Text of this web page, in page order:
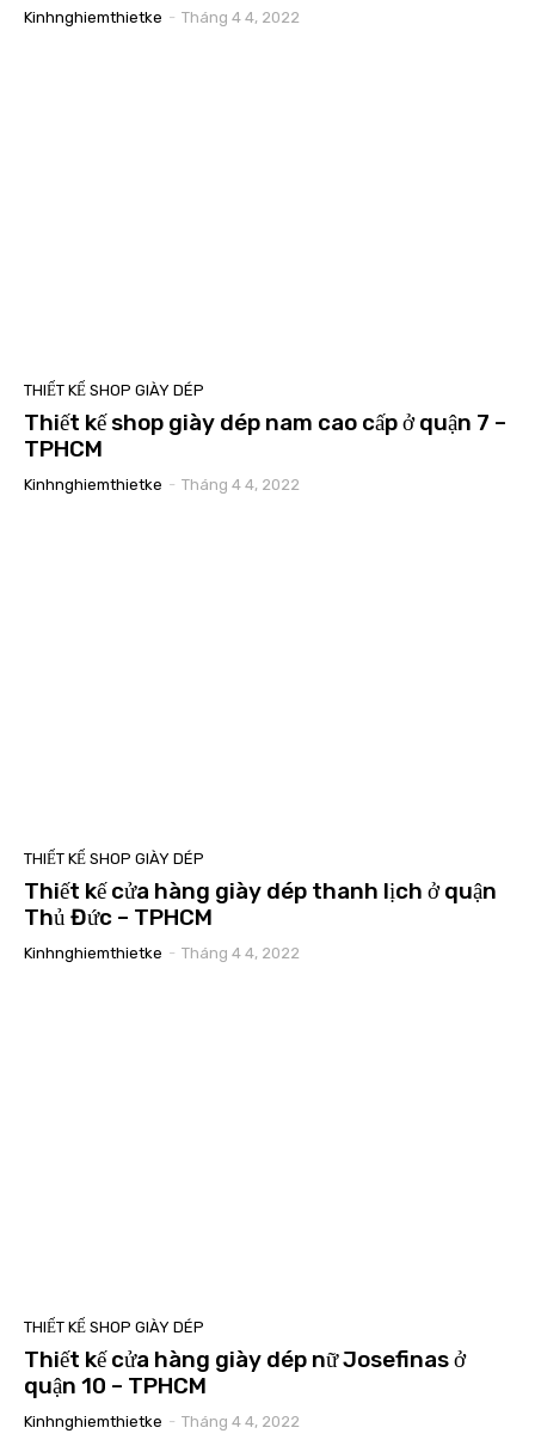
Kinhnghiemthietke - Tháng 4 4, 2022
THIẾT KẾ SHOP GIÀY DÉP
Thiết kế shop giày dép nam cao cấp ở quận 7 –
TPHCM
Kinhnghiemthietke - Tháng 4 4, 2022
THIẾT KẾ SHOP GIÀY DÉP
Thiết kế cửa hàng giày dép thanh lịch ở quận
Thủ Đức – TPHCM
Kinhnghiemthietke - Tháng 4 4, 2022
THIẾT KẾ SHOP GIÀY DÉP
Thiết kế cửa hàng giày dép nữ Josefinas ở
quận 10 – TPHCM
Kinhnghiemthietke - Tháng 4 4, 2022